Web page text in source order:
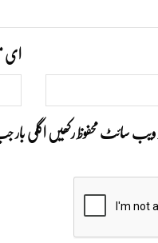
ای
ویب سائٹ محفوظ رکھیں اگلی